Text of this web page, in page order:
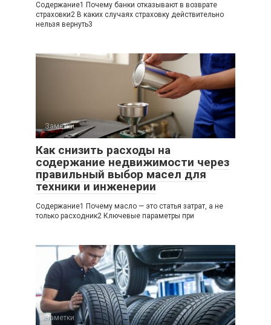
Содержание1 Почему банки отказывают в возврате
страховки2 В каких случаях страховку действительно
нельзя вернуть3
Заметки
Как снизить расходы на
содержание недвижимости через
правильный выбор масел для
техники и инженерии
Содержание1 Почему масло — это статья затрат, а не
только расходник2 Ключевые параметры при
Заметки